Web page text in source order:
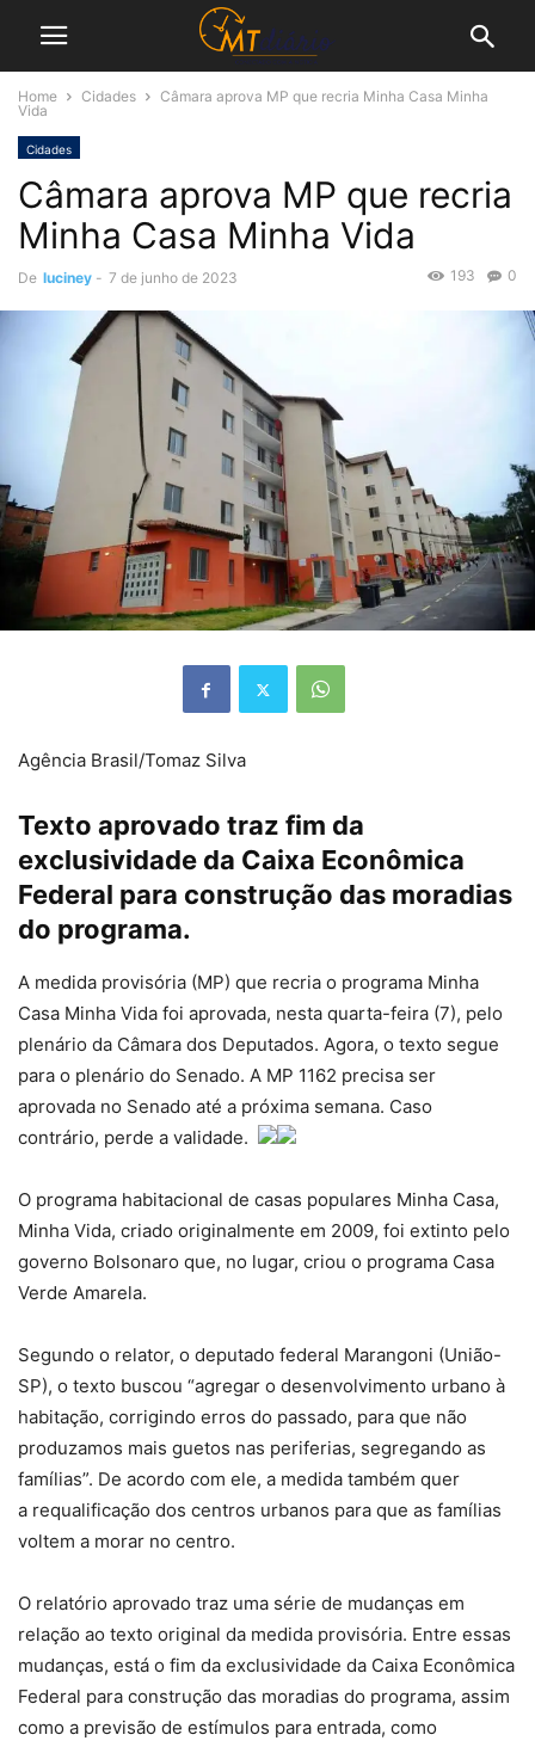
Home Cidades
Câmara aprova MP que recria Minha Casa Minha
Vida
Cidades
Câmara aprova MP que recria
Minha Casa Minha Vida
De luciney - 7 de junho de 2023 0
193
Agência Brasil/Tomaz Silva
Texto aprovado traz fim da
exclusividade da Caixa Econômica
Federal para construção das moradias
do programa.
A medida provisória (MP) que recria o programa Minha
Casa Minha Vida foi aprovada, nesta quarta-feira (7), pelo
plenário da Câmara dos Deputados. Agora, o texto segue
para o plenário do Senado. A MP 1162 precisa ser
aprovada no Senado até a próxima semana. Caso
contrário, perde a validade.
O programa habitacional de casas populares Minha Casa,
Minha Vida, criado originalmente em 2009, foi extinto pelo
governo Bolsonaro que, no lugar, criou o programa Casa
Verde Amarela.
Segundo o relator, o deputado federal Marangoni (União-
SP), o texto buscou “agregar o desenvolvimento urbano à
habitação, corrigindo erros do passado, para que não
produzamos mais guetos nas periferias, segregando as
famílias”. De acordo com ele, a medida também quer
a requalificação dos centros urbanos para que as famílias
voltem a morar no centro.
O relatório aprovado traz uma série de mudanças em
relação ao texto original da medida provisória. Entre essas
mudanças, está o fim da exclusividade da Caixa Econômica
Federal para construção das moradias do programa, assim
como a previsão de estímulos para entrada, como